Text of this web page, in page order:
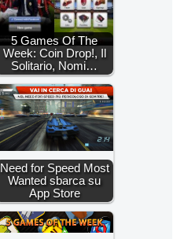
5 Games Of The
Week: Coin Drop!, Il
Solitario, Nomi…
Need for Speed Most
Wanted sbarca su
App Store